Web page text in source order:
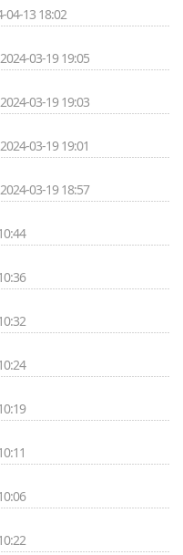
13 18:02
03-19 19:05
03-19 19:03
03-19 19:01
03-19 18:57